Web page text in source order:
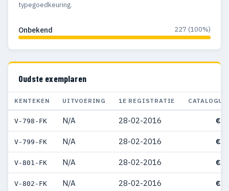
typegoedkeuring.
Onbekend 227 (100%)
Oudste exemplaren
KENTEKEN UITVOERING 1E REGISTRATIE
V-798-FK N/A 28-02-2016 €
V-799-FK N/A 28-02-2016 €
V-801-FK N/A 28-02-2016 €
V-802-FK N/A 28-02-2016 €